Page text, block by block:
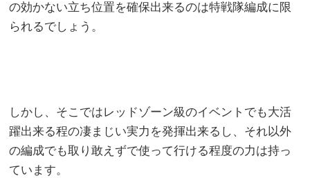
の効かない立ち位置を確保出来るのは特戦隊編成に限
られるでしょう。
しかし、そこではレッドゾーン級のイベントでも大活
躍出来る程の凄まじい実力を発揮出来るし、それ以外
の編成でも取り敢えずで使って行ける程度の力は持っ
ています。